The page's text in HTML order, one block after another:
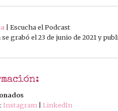
| Escucha el Podcast
grabó el 23 de junio de 2021 y
Instagram
LinkedIn